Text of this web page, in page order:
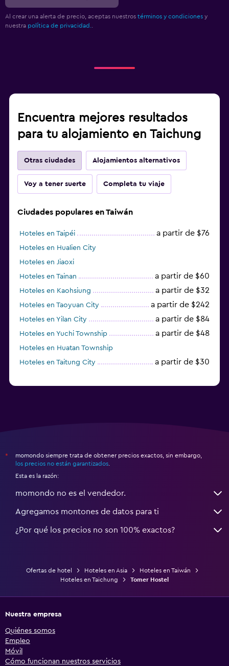
Al crear una alerta de precio, aceptas nuestros términos y condiciones y
nuestra política de privacidad.
Encuentra mejores resultados
para tu alojamiento en Taichung
Otras ciudades Alojamientos alternativos
Voy a tener suerte Completa tu viaje
Ciudades populares en Taiwán
Hoteles en Taipéi a partir de $76
Hoteles en Hualien City
Hoteles en Jiaoxi
Hoteles en Tainan
a partir de $60
Hoteles en Kaohsiung a partir de $32
Hoteles en Taoyuan City a partir de $242
Hoteles en Yilan City a partir de $84
Hoteles en Yuchi Township a partir de $48
Hoteles en Huatan Township
Hoteles en Taitung City
a partir de $30
*
momondo siempre trata de obtener precios exactos, sin embargo,
los precios no están garantizados
Esta es la razón:
momondo no es el vendedor.
Agregamos montones de datos para ti
¿Por qué los precios no son 100% exactos?
Ofertas de hotel Hoteles en Asia
Hoteles en Taiwán
Hoteles en Taichung
Tomer Hostel
Nuestra empresa
Quiénes somos
Empleo
Móvil
Cómo funcionan nuestros servicios